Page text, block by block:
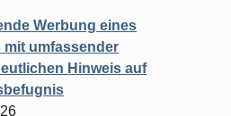
Werbung eines
umfassender
Hinweis auf